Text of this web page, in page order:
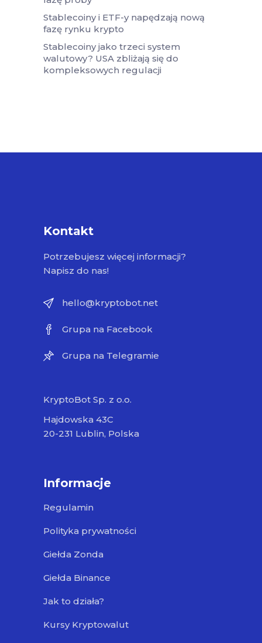
Stablecoiny i ETF-y napędzają nową
fazę rynku krypto
Stablecoiny jako trzeci system
walutowy? USA zbliżają się do
kompleksowych regulacji
Kontakt
Potrzebujesz więcej informacji?
Napisz do nas!
hello@kryptobot.net
Grupa na Facebook
Grupa na Telegramie
KryptoBot Sp. z o.o.
Hajdowska 43C
20-231 Lublin, Polska
Informacje
Regulamin
Polityka prywatności
Giełda Zonda
Giełda Binance
Jak to działa?
Kursy Kryptowalut